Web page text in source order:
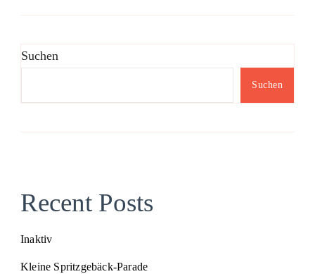
Suchen
Suchen
Recent Posts
Inaktiv
Kleine Spritzgebäck-Parade